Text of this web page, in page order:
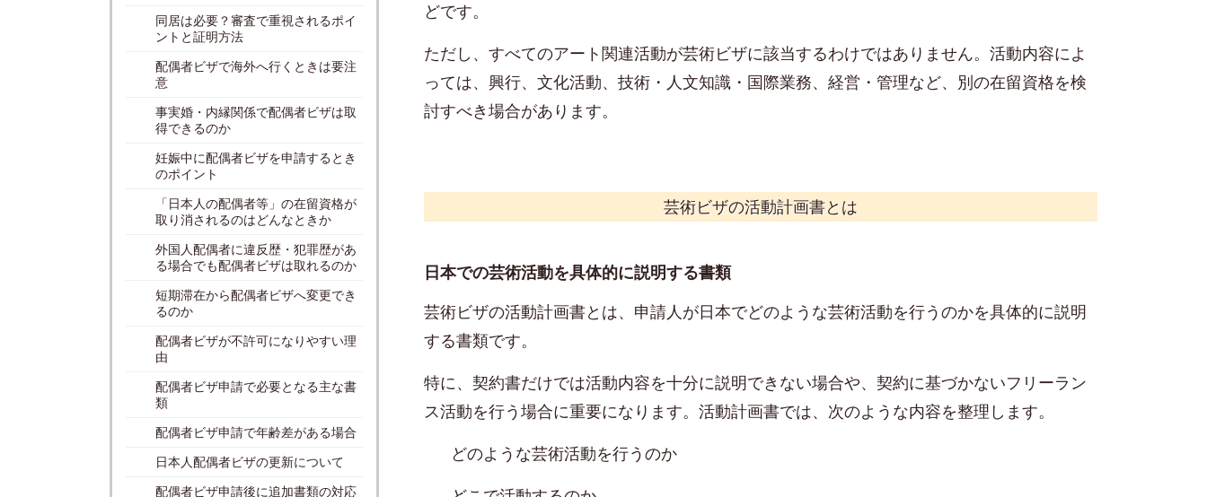
どです。
ただし、すべてのアート関連活動が芸術ビザに該当するわけではありません。活動内容によ
っては、興行、文化活動、技術・人文知識・国際業務、経営・管理など、別の在留資格を検
討すべき場合があります。
芸術ビザの活動計画書とは
日本での芸術活動を具体的に説明する書類
芸術ビザの活動計画書とは、申請人が日本でどのような芸術活動を行うのかを具体的に説明
する書類です。
特に、契約書だけでは活動内容を十分に説明できない場合や、契約に基づかないフリーラン
ス活動を行う場合に重要になります。活動計画書では、次のような内容を整理します。
どのような芸術活動を行うのか
同居は必要？審査で重視されるポイ
ントと証明方法
配偶者ビザで海外へ行くときは要注
意
事実婚・内縁関係で配偶者ビザは取
得できるのか
妊娠中に配偶者ビザを申請するとき
のポイント
「日本人の配偶者等」の在留資格が
取り消されるのはどんなときか
外国人配偶者に違反歴・犯罪歴があ
る場合でも配偶者ビザは取れるのか
短期滞在から配偶者ビザへ変更でき
るのか
配偶者ビザが不許可になりやすい理
由
配偶者ビザ申請で必要となる主な書
類
配偶者ビザ申請で年齢差がある場合
日本人配偶者ビザの更新について
配偶者ビザ申請後に追加書類の対応